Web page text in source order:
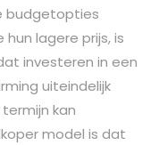
budgetopties
hun lagere prijs, is
investeren in een
uiteindelijk
kan
model is dat